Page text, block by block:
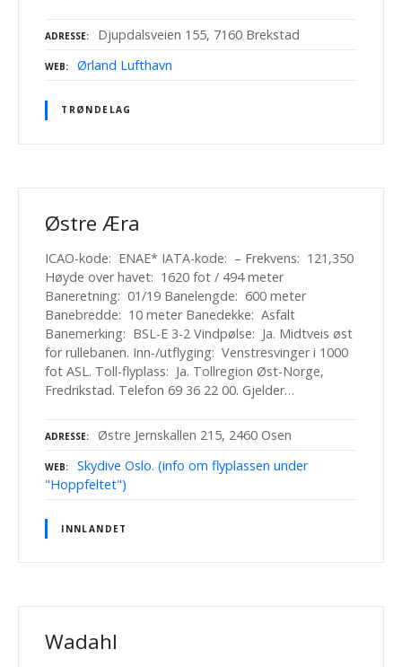
ADRESSE Djupdalsveien 155, 7160 Brekstad
WEB Ørland Lufthavn
TRØNDELAG
Østre Æra
ICAO-kode: ENAE* IATA-kode: – Frekvens: 121,350
Høyde over havet: 1620 fot / 494 meter
Baneretning: 01/19 Banelengde: 600 meter
Banebredde: 10 meter Banedekke: Asfalt
Banemerking: BSL-E 3-2 Vindpølse: Ja. Midtveis øst
for rullebanen. Inn-/utflyging: Venstresvinger i 1000
fot ASL. Toll-flyplass: Ja. Tollregion Øst-Norge,
Fredrikstad. Telefon 69 36 22 00. Gjelder…
ADRESSE Østre Jernskallen 215, 2460 Osen
WEB
Skydive Oslo. (info om flyplassen under
"Hoppfeltet")
INNLANDET
Wadahl